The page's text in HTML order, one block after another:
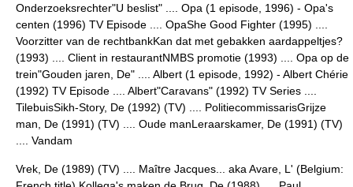
Onderzoeksrechter"U beslist" .... Opa (1 episode, 1996) - Opa's
centen (1996) TV Episode .... OpaShe Good Fighter (1995) ....
Voorzitter van de rechtbankKan dat met gebakken aardappeltjes?
(1993) .... Client in restaurantNMBS promotie (1993) .... Opa op de
trein"Gouden jaren, De" .... Albert (1 episode, 1992) - Albert Chérie
(1992) TV Episode .... Albert"Caravans" (1992) TV Series ....
TilebuisSikh-Story, De (1992) (TV) .... PolitiecommissarisGrijze
man, De (1991) (TV) .... Oude manLeraarskamer, De (1991) (TV)
.... Vandam
Vrek, De (1989) (TV) .... Maître Jacques... aka Avare, L' (Belgium: